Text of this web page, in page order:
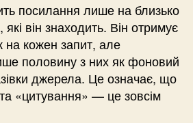
посилання лише на близько
він знаходить. Він отримує
на кожен запит, але
половину з них як фоновий
джерела. Це означає, що
«цитування» — це зовсім